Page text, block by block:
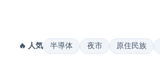
🔥 人気 半導体 夜市 原住民族